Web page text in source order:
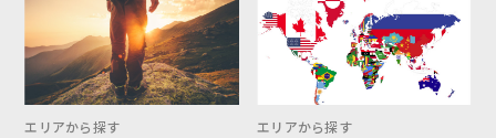
エリアから探す エリアから探す